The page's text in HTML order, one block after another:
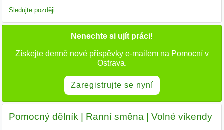
Sledujte později
Nenechte si ujít práci!
Získejte denně nové příspěvky e-mailem na Pomocní v
Ostrava.
Zaregistrujte se nyní
Pomocný dělník | Ranní směna | Volné víkendy